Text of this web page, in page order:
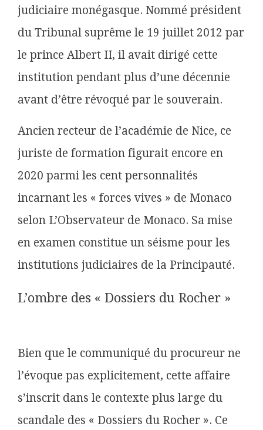
judiciaire monégasque. Nommé président
du Tribunal suprême le 19 juillet 2012 par
le prince Albert II, il avait dirigé cette
institution pendant plus d’une décennie
avant d’être révoqué par le souverain.
Ancien recteur de l’académie de Nice, ce
juriste de formation figurait encore en
2020 parmi les cent personnalités
incarnant les « forces vives » de Monaco
selon L’Observateur de Monaco. Sa mise
en examen constitue un séisme pour les
institutions judiciaires de la Principauté.
L’ombre des « Dossiers du Rocher »
Bien que le communiqué du procureur ne
l’évoque pas explicitement, cette affaire
s’inscrit dans le contexte plus large du
scandale des « Dossiers du Rocher ». Ce